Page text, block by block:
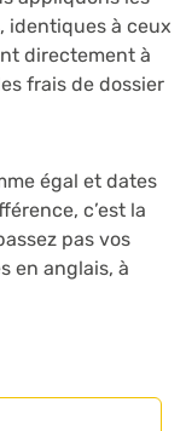
identiques à ceux
directement à
frais de dossier
égal et dates
c’est la
pas vos
en anglais, à